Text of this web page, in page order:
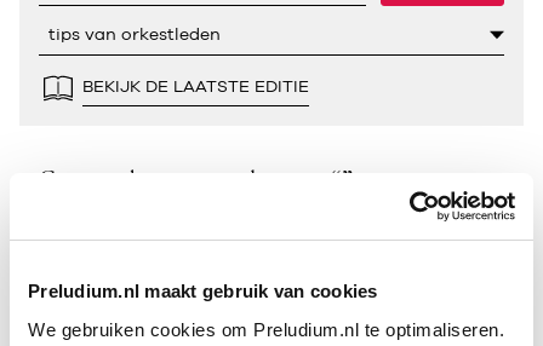
Preludium.nl maakt gebruik van cookies
We gebruiken cookies om Preludium.nl te optimaliseren.
BEKIJK DE LAATSTE EDITIE
Geen resultaten gevonden voor “”.